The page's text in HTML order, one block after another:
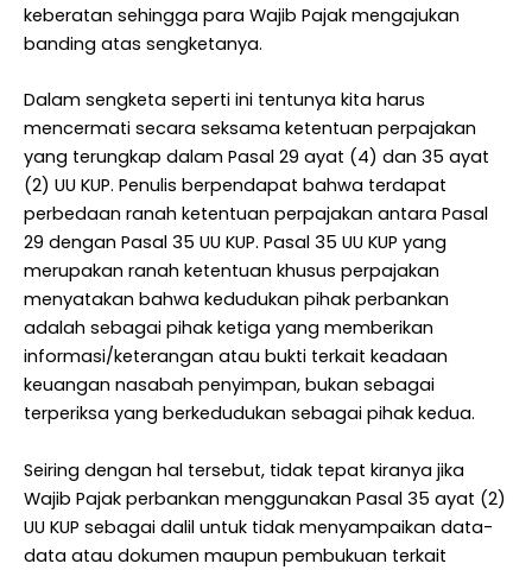
keberatan sehingga para Wajib Pajak mengajukan
banding atas sengketanya.
Dalam sengketa seperti ini tentunya kita harus
mencermati secara seksama ketentuan perpajakan
yang terungkap dalam Pasal 29 ayat (4) dan 35 ayat
(2) UU KUP. Penulis berpendapat bahwa terdapat
perbedaan ranah ketentuan perpajakan antara Pasal
29 dengan Pasal 35 UU KUP. Pasal 35 UU KUP yang
merupakan ranah ketentuan khusus perpajakan
menyatakan bahwa kedudukan pihak perbankan
adalah sebagai pihak ketiga yang memberikan
informasi/keterangan atau bukti terkait keadaan
keuangan nasabah penyimpan, bukan sebagai
terperiksa yang berkedudukan sebagai pihak kedua.
Seiring dengan hal tersebut, tidak tepat kiranya jika
Wajib Pajak perbankan menggunakan Pasal 35 ayat (2)
UU KUP sebagai dalil untuk tidak menyampaikan data-
data atau dokumen maupun pembukuan terkait